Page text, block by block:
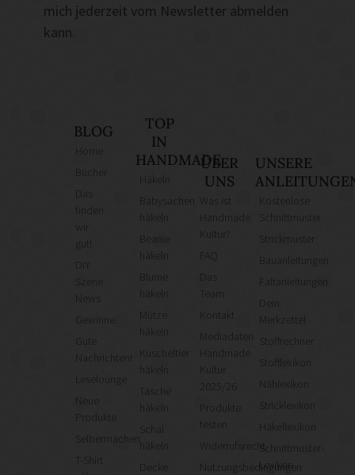
mich jederzeit vom Newsletter abmelden
kann.
BLOG
finden
gut!
News
Gute
Nachrichten!
Leselounge
Neue
Produkte
Selbermachen
T-Shirt
TOP
IN
HANDMADE
häkeln
häkeln
Mütze
häkeln
Kuscheltier
häkeln
Tasche
häkeln
ÜBER
UNS
Was ist
Kultur?
Team
Kontakt
Mediadaten
Kultur
Produkte
testen
Widerrufsrecht
Nutzungsbedingungen
UNSERE
Kostenlose
Schnittmuster
Strickmuster
Bauanleitungen
Faltanleitungen
Merkzettel
Stoffrechner
Stofflexikon
Nählexikon
Stricklexikon
Häkellexikon
Schnittmuster-
Lexikon